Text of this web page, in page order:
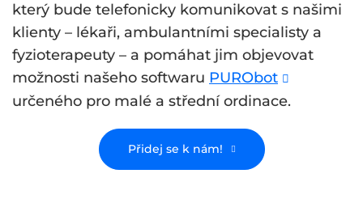
který bude telefonicky komunikovat s našimi
klienty – lékaři, ambulantními specialisty a
fyzioterapeuty – a pomáhat jim objevovat
možnosti našeho softwaru PURObot
určeného pro malé a střední ordinace.
Přidej se k nám!